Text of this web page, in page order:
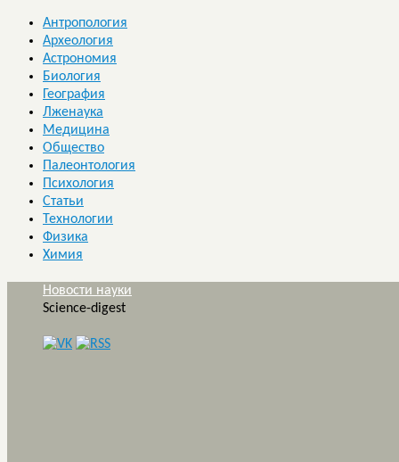
Антропология
Археология
Астрономия
Биология
География
Лженаука
Медицина
Общество
Палеонтология
Психология
Статьи
Технологии
Физика
Химия
Новости науки
Science-digest